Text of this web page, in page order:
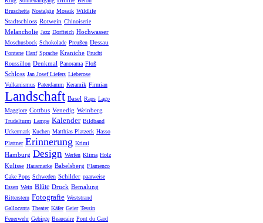
Bruschetta Nostalgie Mosaik Wildlife
Stadtschloss Rotwein Chinoiserie
Melancholie Jazz Dorfteich Hochwasser
Moschusbock Schokolade Preußen Dessau
Fontane Hanf Sprache Kraniche Frucht
Roussillon Denkmal Panorama Floß
Schloss Jan Josef Liefers Lieberose
Vulkanismus Paterdamm Keramik Firmian
Landschaft Basel Raps Lago
Maggiore Cottbus Venedig Weinberg
Trudelturm Lampe Kalender Bildband
Uckermark Kuchen Matthias Platzeck Hasso
Plattner Erinnerung Krimi
Hamburg Design Werfen Klima Holz
Kulisse Hausmarke Babelsberg Flamenco
Cake Pops Schweden Schilder paarweise
Essen Wein Blüte Druck Bemalung
Ritterstern Fotografie Weststrand
Gallocanta Theater Käfer Geier Tessin
Feuerwehr Gebirge Beaucaire Pont du Gard